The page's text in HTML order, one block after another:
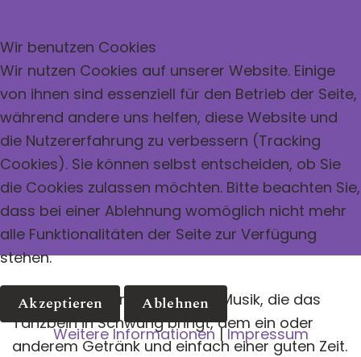
Ein Abend voller guter Laune, Musik, die das
Tanzbein in Schwung bringt, dem ein oder
anderem Getränk und einfach einer guten Zeit.
Wir benutzen Cookies
Wir nutzen Cookies auf unserer Website. Einige
von ihnen sind essenziell für den Betrieb der Seite,
während andere uns helfen, diese Website und
die Nutzererfahrung zu verbessern (Tracking
Cookies). Sie können selbst entscheiden, ob Sie
die Cookies zulassen möchten. Bitte beachten Sie,
dass bei einer Ablehnung womöglich nicht mehr
alle Funktionalitäten der Seite zur Verfügung
stehen.
Akzeptieren Ablehnen
Weitere Informationen |Impressum